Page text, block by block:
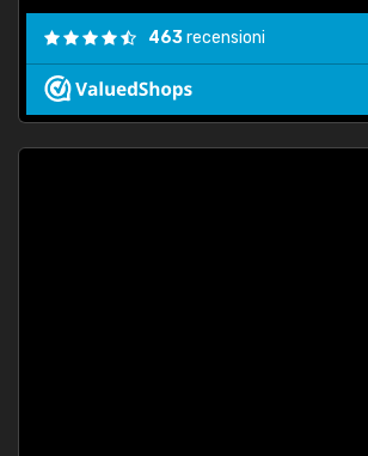
463recensioni